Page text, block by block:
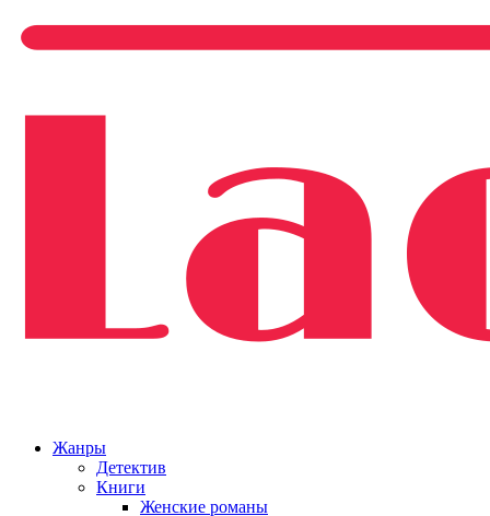
Жанры
Детектив
Книги
Женские романы